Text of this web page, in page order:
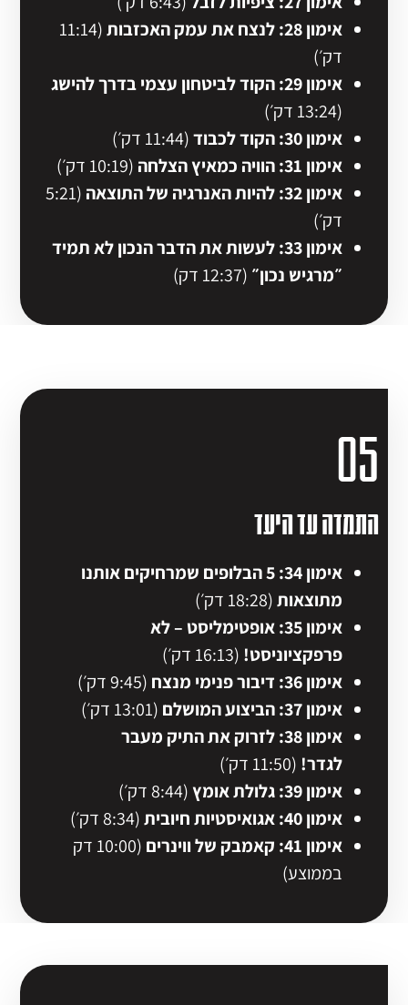
אימון 28: לנצח את עמק האכזבות
(11:14
דק׳)
אימון 29: הקוד לביטחון עצמי בדרך להישג
(13:24 דק׳)
אימון 30:
הקוד לכבוד(11:44 דק׳)
אימון 31: הוויה כמאיץ הצלחה
(10:19 דק׳)
אימון 32: להיות האנרגיה של התוצאה
(5:21
דק׳)
אימון 33: לעשות את הדבר הנכון לא תמיד
״מרגיש נכון״ (12:37 דק)
05
התמדה עד היעד
אימון 34: 5 הבלופים שמרחיקים אותנו
מתוצאות(18:28 דק׳)
אימון 35: אופטימליסט – לא
פרפקציוניסט! (16:13 דק׳)
אימון 36: דיבור פנימי מנצח
(9:45 דק׳)
אימון 37: הביצוע המושלם
(13:01 דק׳)
אימון 38: לזרוק את התיק מעבר
לגדר! (11:50 דק׳)
אימון 39: גלולת אומץ
(8:44 דק׳)
אימון 40:
אגואיסטיות חיובית(8:34 דק׳)
אימון 41: קאמבק של ווינרים
(10:00 דק
בממוצע)